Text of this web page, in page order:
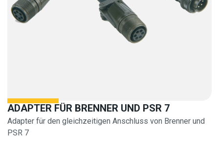
ADAPTER FÜR BRENNER UND PSR 7
Adapter für den gleichzeitigen Anschluss von Brenner und
PSR 7